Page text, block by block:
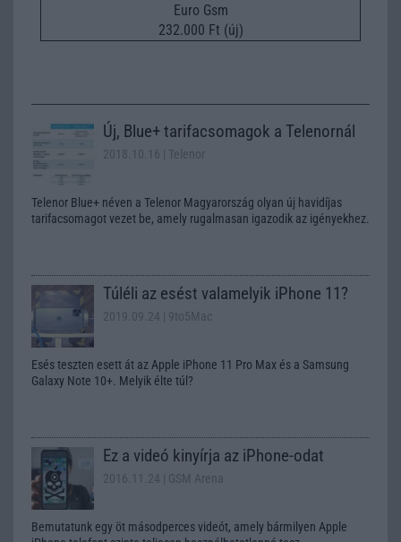
Euro Gsm
232.000 Ft (új)
Új, Blue+ tarifacsomagok a Telenornál
2018.10.16 | Telenor
Telenor Blue+ néven a Telenor Magyarország olyan új havidíjas
tarifacsomagot vezet be, amely rugalmasan igazodik az igényekhez.
Túléli az esést valamelyik iPhone 11?
2019.09.24 | 9to5Mac
Esés teszten esett át az Apple iPhone 11 Pro Max és a Samsung
Galaxy Note 10+. Melyik élte túl?
Ez a videó kinyírja az iPhone-odat
2016.11.24 | GSM Arena
Bemutatunk egy öt másodperces videót, amely bármilyen Apple